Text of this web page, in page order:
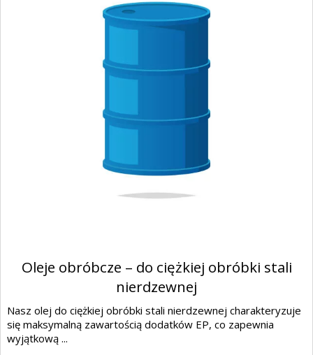
Oleje obróbcze – do ciężkiej obróbki stali
nierdzewnej
Nasz olej do ciężkiej obróbki stali nierdzewnej charakteryzuje
się maksymalną zawartością dodatków EP, co zapewnia
wyjątkową ...